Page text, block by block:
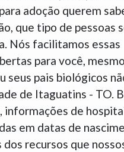
adoção querem
que tipo de pessoas
Nós facilitamos essas
para você,
seus pais biológicos
de Itaguatins - TO.
informações de
em datas de
dos recursos que